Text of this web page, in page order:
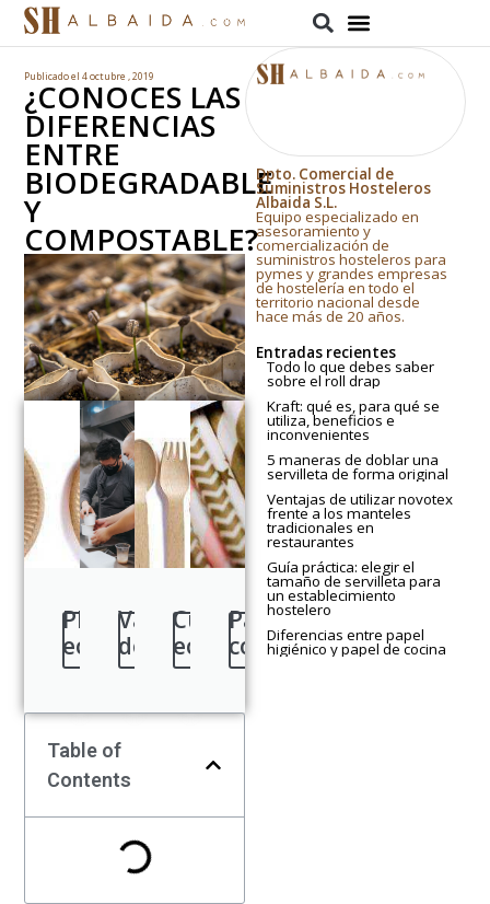
Publicado el4 octubre , 2019
¿CONOCES LAS
DIFERENCIAS
ENTRE
BIODEGRADABLE
Y
COMPOSTABLE?
Platos
ecológicos
Vajilla
desechable
Cubiertos
ecológicos
Pajitas
compostables
Ver
más
Table of
Contents
Dpto. Comercial de
Suministros Hosteleros
Albaida S.L.
Equipo especializado en
asesoramiento y
comercialización de
suministros hosteleros para
pymes y grandes empresas
de hostelería en todo el
territorio nacional desde
hace más de 20 años.
Entradas recientes
Todo lo que debes saber
sobre el roll drap
Kraft: qué es, para qué se
utiliza, beneficios e
inconvenientes
5 maneras de doblar una
servilleta de forma original
Ventajas de utilizar novotex
frente a los manteles
tradicionales en
restaurantes
Guía práctica: elegir el
tamaño de servilleta para
un establecimiento
hostelero
Diferencias entre papel
higiénico y papel de cocina